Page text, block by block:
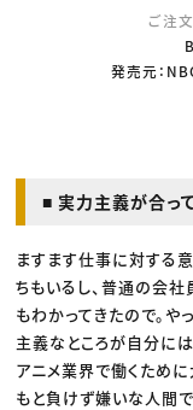
ご注
発売元：
■ 実力主義が合っ
ますます仕事に対する
ちもいるし、普通の会
もわかってきたので。や
主義なところが自分には
アニメ業界で働くため
もと負けず嫌いな人間で